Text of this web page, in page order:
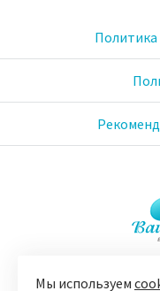
©
Мы используем